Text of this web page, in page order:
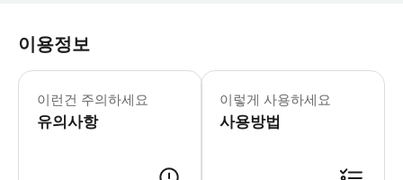
이용정보
이런건 주의하세요
유의사항
이렇게 사용하세요
사용방법